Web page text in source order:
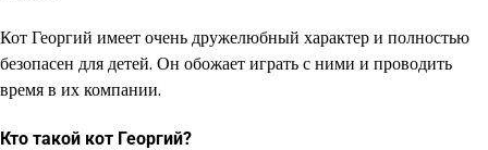
Кот Георгий имеет очень дружелюбный характер и полностью
безопасен для детей. Он обожает играть с ними и проводить
время в их компании.
Кто такой кот Георгий?